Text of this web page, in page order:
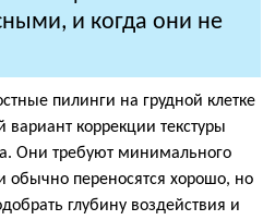
и когда они не
пилинги на грудной клетке
вариант коррекции текстуры
Они требуют минимального
обычно переносятся хорошо, но
глубину воздействия и